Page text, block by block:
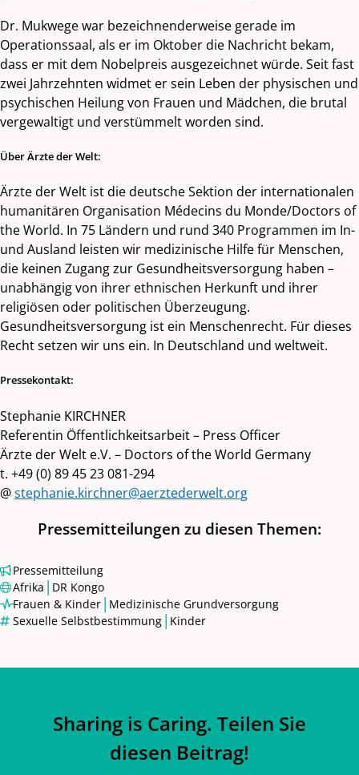
Dr. Mukwege war bezeichnenderweise gerade im
Operationssaal, als er im Oktober die Nachricht bekam,
dass er mit dem Nobelpreis ausgezeichnet würde. Seit fast
zwei Jahrzehnten widmet er sein Leben der physischen und
psychischen Heilung von Frauen und Mädchen, die brutal
vergewaltigt und verstümmelt worden sind.
Über Ärzte der Welt:
Ärzte der Welt ist die deutsche Sektion der internationalen
humanitären Organisation Médecins du Monde/Doctors of
the World. In 75 Ländern und rund 340 Programmen im In-
und Ausland leisten wir medizinische Hilfe für Menschen,
die keinen Zugang zur Gesundheitsversorgung haben –
unabhängig von ihrer ethnischen Herkunft und ihrer
religiösen oder politischen Überzeugung.
Gesundheitsversorgung ist ein Menschenrecht. Für dieses
Recht setzen wir uns ein. In Deutschland und weltweit.
Pressekontakt:
Stephanie KIRCHNER
Referentin Öffentlichkeitsarbeit – Press Officer
Ärzte der Welt e.V. – Doctors of the World Germany
t. +49 (0) 89 45 23 081-294
@stephanie.kirchner@aerztederwelt.org
Pressemitteilungen zu diesen Themen:
Pressemitteilung
Afrika | DR Kongo
Frauen & Kinder | Medizinische Grundversorgung
Sexuelle Selbstbestimmung | Kinder
Sharing is Caring. Teilen Sie
diesen Beitrag!